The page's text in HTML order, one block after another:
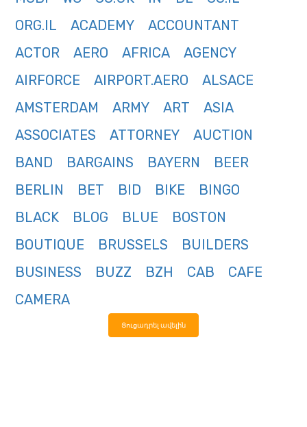
ORG.IL
ACADEMY
ACCOUNTANT
ACTOR
AERO AFRICA
AGENCY
AIRFORCE
AIRPORT.AERO
ALSACE
AMSTERDAM
ARMY ART
ASIA
ASSOCIATES
ATTORNEY
AUCTION
BAND
BARGAINS BAYERN
BEER
BERLIN
BET BID BIKE
BINGO
BLACK
BLOG BLUE
BOSTON
BOUTIQUE
BRUSSELS
BUILDERS
BUSINESS
BUZZ BZH CAB
CAFE
CAMERA
Ցուցադրել ավելին